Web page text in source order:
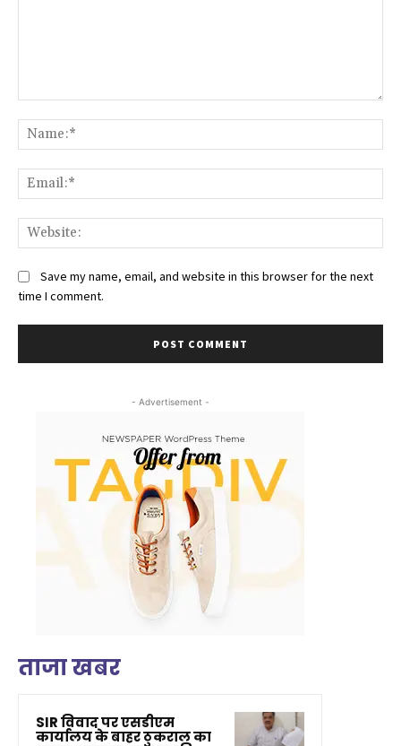
Save my name, email, and website in this browser for the next
time I comment.
- Advertisement -
ताजा खबर
SIR विवाद पर एसडीएम
कार्यालय के बाहर ठुकराल का